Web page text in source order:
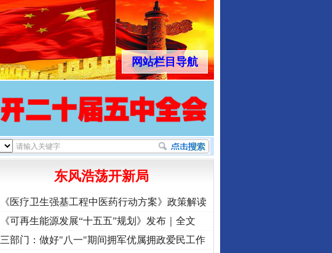
网站栏目导航
东风浩荡开新局
《医疗卫生强基工程中医药行动方案》政策解读
《可再生能源发展“十五五”规划》发布｜全文
三部门：做好"八一"期间拥军优属拥政爱民工作